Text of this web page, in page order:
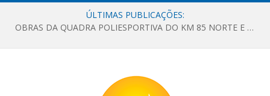
ÚLTIMAS PUBLICAÇÕES:
OBRAS DA QUADRA POLIESPORTIVA DO KM 85 NORTE E DA ESCOLA GASPAR VIANA AVANÇAM